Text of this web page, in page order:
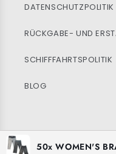
DATENSCHUTZPOLITIK
RÜCKGABE- UND
SCHIFFFAHRTSPOLITIK
BLOG
50x WOMEN'S